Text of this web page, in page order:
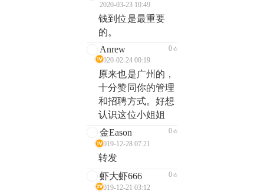
2020-03-23 10:49
钱到位是最重要
的。
Anrew
2020-02-24 00:19
0
原来也是广州的，
十分赞同你的管理
和招聘方式。好想
认识这位小姐姐
金Eason
2019-12-28 07:21
0
转发
虾大虾666
2019-12-21 03:12
0